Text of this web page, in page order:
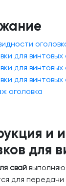
для
для винтовых
для
оголовка
и
для
свай
для